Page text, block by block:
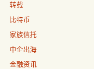
转载
比特币
家族信托
中企出海
金融资讯